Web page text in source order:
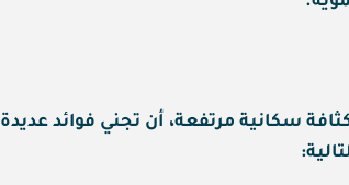
سكانية مرتفعة، أن تجني فوائد عديدة